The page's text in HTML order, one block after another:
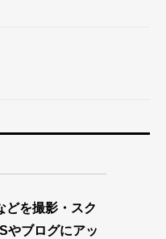
どを撮影・スク
やブログにアッ